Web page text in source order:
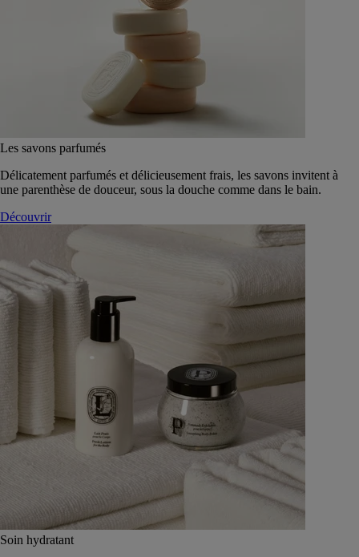
Les savons parfumés
Délicatement parfumés et délicieusement frais, les savons invitent à
une parenthèse de douceur, sous la douche comme dans le bain.
Découvrir
Soin hydratant